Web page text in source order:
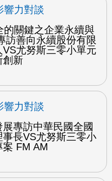
響力對談
的關鍵之企業永續與
訪善向永續股份有限
尤努斯三零小單元
創新
響力對談
專訪中華民國全國
長VS尤努斯三零小
FM AM